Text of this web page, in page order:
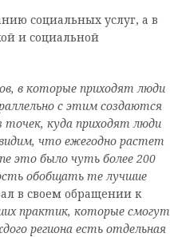
социальных услуг, а в
и социальной
в которые приходят люди
ьно с этим создаются
точек, куда приходят люди
что ежегодно растет
это было чуть более 200
обобщать те лучшие
в своем обращении к
практик, которые смогут
региона есть отдельная